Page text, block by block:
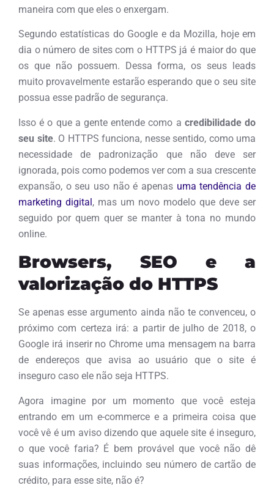
maneira com que eles o enxergam.
Segundo estatísticas do Google e da Mozilla, hoje em
dia o número de sites com o HTTPS já é maior do que
os que não possuem. Dessa forma, os seus leads
muito provavelmente estarão esperando que o seu site
possua esse padrão de segurança.
Isso é o que a gente entende como a credibilidade do
seu site. O HTTPS funciona, nesse sentido, como uma
necessidade de padronização que não deve ser
ignorada, pois como podemos ver com a sua crescente
expansão, o seu uso não é apenas uma tendência de
marketing digital, mas um novo modelo que deve ser
seguido por quem quer se manter à tona no mundo
online.
Browsers, SEO e a
valorização do HTTPS
Se apenas esse argumento ainda não te convenceu, o
próximo com certeza irá: a partir de julho de 2018, o
Google irá inserir no Chrome uma mensagem na barra
de endereços que avisa ao usuário que o site é
inseguro caso ele não seja HTTPS.
Agora imagine por um momento que você esteja
entrando em um e-commerce e a primeira coisa que
você vê é um aviso dizendo que aquele site é inseguro,
o que você faria? É bem provável que você não dê
suas informações, incluindo seu número de cartão de
crédito, para esse site, não é?